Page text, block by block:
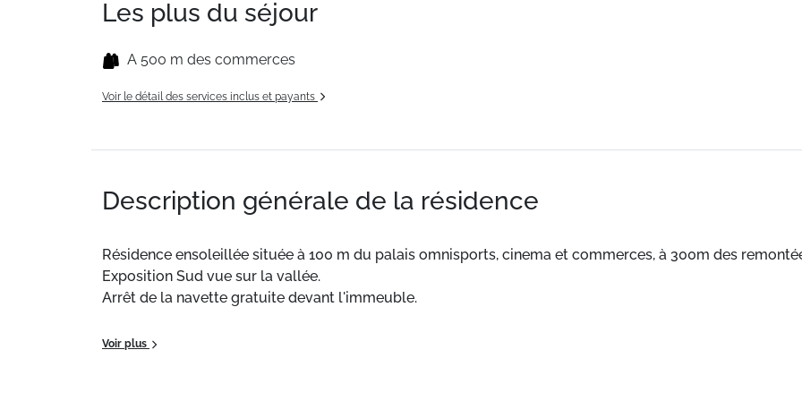
Les plus du séjour
A 500 m des commerces
Voir le détail des services inclus et payants
Description générale de la résidence
Résidence ensoleillée située à 100 m du palais omnisports, cinema et commerces, à 300m des
Exposition Sud vue sur la vallée.
Arrêt de la navette gratuite devant l'immeuble.
Ce logement de 48m² bénéficie d'une cuisine toute équipée. Des prestations supplémentaires telles
Voir plus